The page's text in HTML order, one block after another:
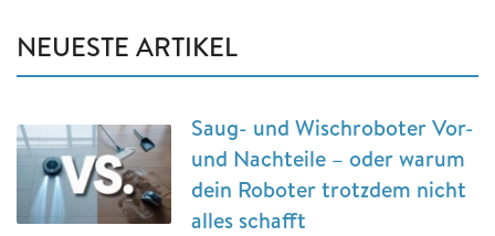
NEUESTE ARTIKEL
Saug- und Wischroboter Vor-
und Nachteile – oder warum
dein Roboter trotzdem nicht
alles schafft